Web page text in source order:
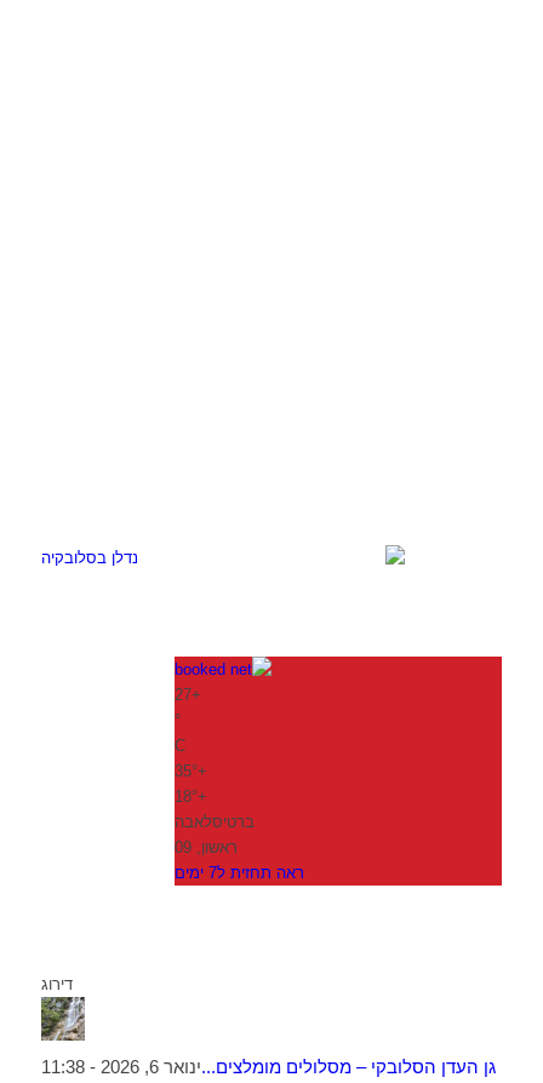
+
27
°
C
+
35°
+
18°
ברטיסלאבה
ראשון, 09
ראה תחזית ל7 ימים
דירוג
גן העדן הסלובקי – מסלולים מומלצים...
ינואר 6, 2026 - 11:38